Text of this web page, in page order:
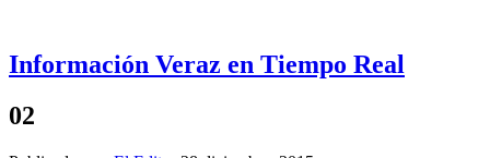
Información Veraz en Tiempo Real
02